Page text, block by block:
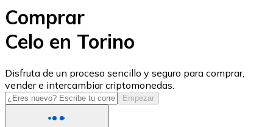
USD Coin
USDC
Comprar
Celo en Torino
Disfruta de un proceso sencillo y seguro para comprar,
vender e intercambiar criptomonedas.
Empezar